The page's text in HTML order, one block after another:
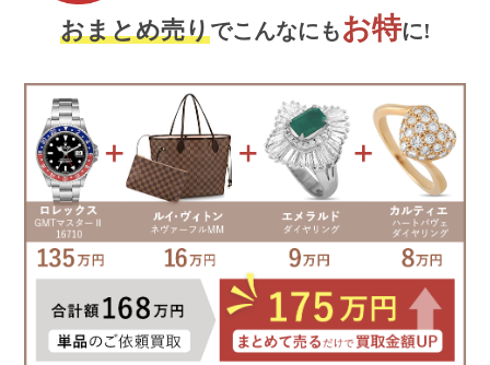
おまとめ売りでこんなにもお特に!